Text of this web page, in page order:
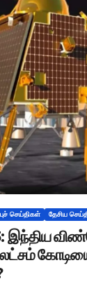
செய்திகள் தேசிய
இந்திய
லட்சம்